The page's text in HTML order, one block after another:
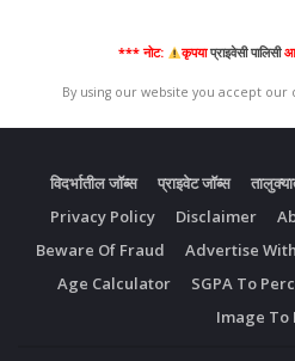
*** नोट: कृपयाप्राइवेसी पालिसी
By using our website you accept
विदर्भातील जॉब्स प्राइवेट जॉब्स
Privacy Policy
Disclaimer
Beware Of Fraud
Advertise
Age Calculator
SGPA To
Image To